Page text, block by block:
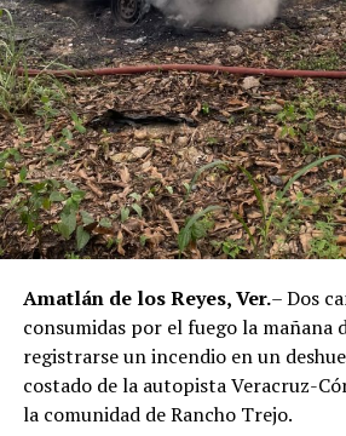
corresponde únicamente a seis de
momento, las autoridades no han
jurídica del séptimo implicado.
El caso evidenció presuntas
corporación policiaca y motivó la
autoridades estatales y federales,
reforzamiento de las
públicos relacionados con
La sentencia representa uno de los
derivados de aquel operativo y
responsabilidad penal de los
relacionados con la posesión de
Amatlán de los Reyes, Ver.– Dos
consumidas por el fuego la mañana
registrarse un incendio en un
costado de la autopista Veracruz-
la comunidad de Rancho Trejo.